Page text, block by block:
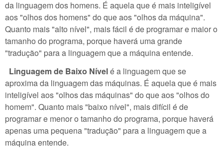
da linguagem dos homens. É aquela que é mais inteligível
aos "olhos dos homens" do que aos "olhos da máquina".
Quanto mais "alto nível", mais fácil é de programar e maior o
tamanho do programa, porque haverá uma grande
"tradução" para a linguagem que a máquina entende.
Linguagem de Baixo Nívelé a linguagem que se
aproxima da linguagem das máquinas. É aquela que é mais
inteligível aos "olhos das máquinas" do que aos "olhos do
homem". Quanto mais "baixo nível", mais difícil é de
programar e menor o tamanho do programa, porque haverá
apenas uma pequena "tradução" para a linguagem que a
máquina entende.